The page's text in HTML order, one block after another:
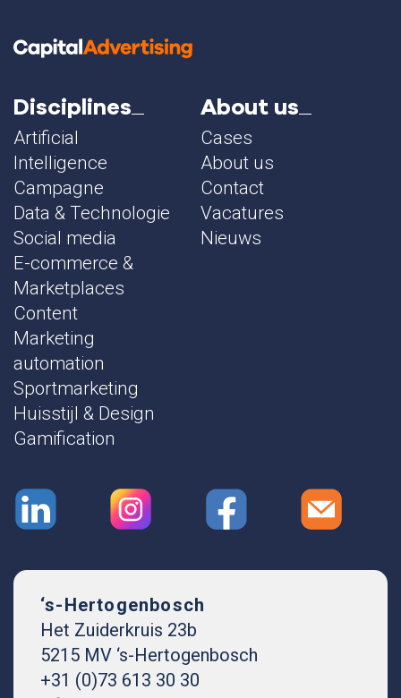
Disciplines
Artificial
Intelligence
Campagne
Data & Technologie
Social media
E-commerce &
Marketplaces
Content
Marketing
automation
Sportmarketing
Huisstijl & Design
Gamification
About us
Cases
About us
Contact
Vacatures
Nieuws
‘s-Hertogenbosch
Het Zuiderkruis 23b
5215 MV ‘s-Hertogenbosch
+31 (0)73 613 30 30